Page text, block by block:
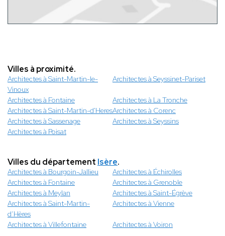
Villes à proximité.
Architectes à Saint-Martin-le-
Vinoux
Architectes à Seyssinet-Pariset
Architectes à Fontaine
Architectes à La Tronche
Architectes à Saint-Martin-d'HeresArchitectes à Corenc
Architectes à Sassenage
Architectes à Seyssins
Architectes à Poisat
Villes du département Isère.
Architectes à Bourgoin-Jallieu
Architectes à Échirolles
Architectes à Fontaine
Architectes à Grenoble
Architectes à Meylan
Architectes à Saint-Égrève
Architectes à Saint-Martin-
d’Hères
Architectes à Vienne
Architectes à Villefontaine Architectes à Voiron